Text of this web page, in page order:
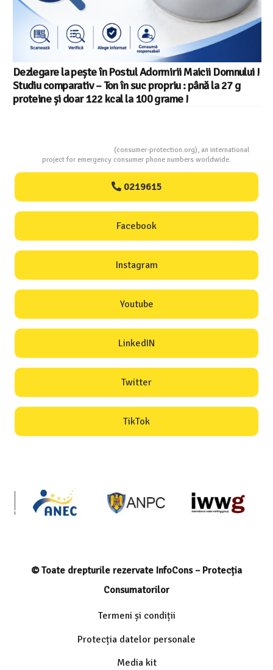
Dezlegare la pește în Postul Adormirii Maicii Domnului !
Studiu comparativ – Ton în suc propriu : până la 27 g
proteine și doar 122 kcal la 100 grame !
(consumer-protection.org), an international
project for emergency consumer phone numbers worldwide.
0219615
Facebook
Instagram
Youtube
LinkedIN
Twitter
TikTok
© Toate drepturile rezervate InfoCons – Protecția
Consumatorilor
Termeni și condiții
Protecția datelor personale
Media kit